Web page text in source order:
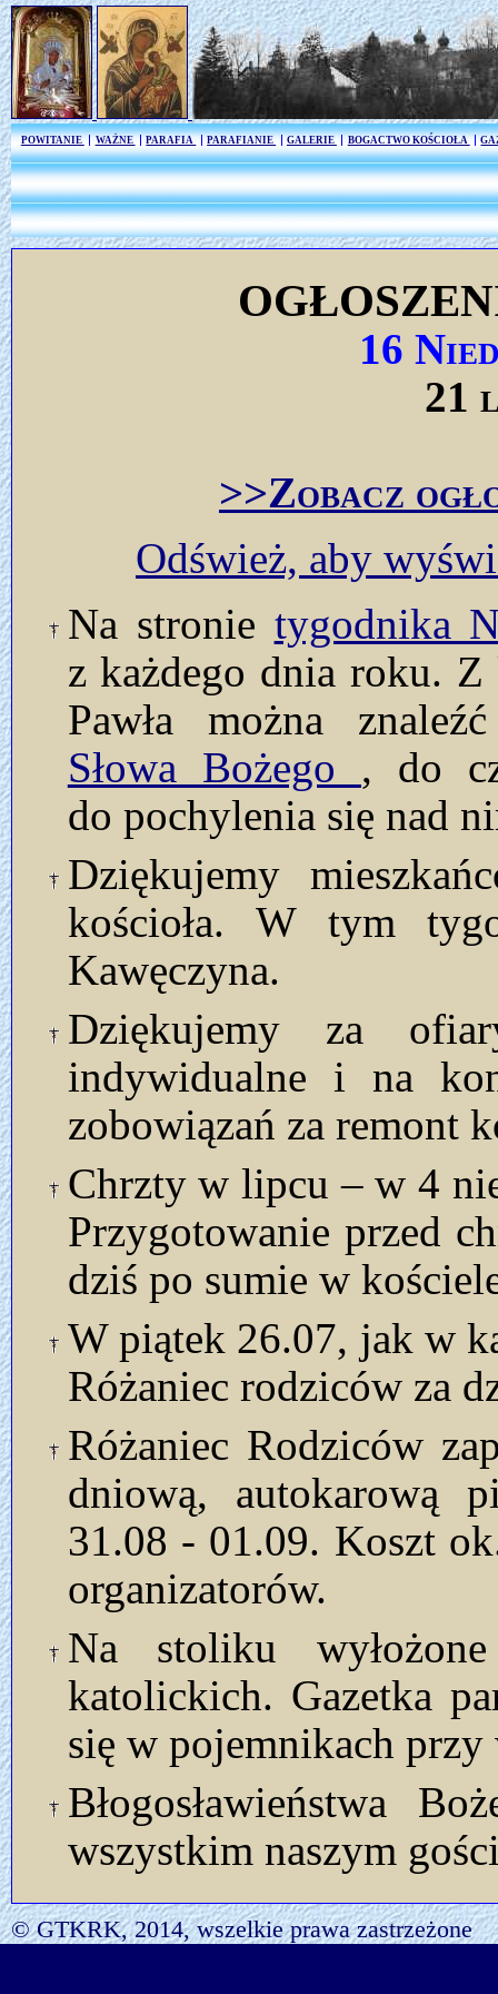
POWITANIE WAŻNE PARAFIA PARAFIANIE GALERIE BOGACTWO KOŚCIOŁA
16
21
>>Zobacz
Odśwież, aby
Na stronie tygodnika
z każdego dnia roku. Z
Pawła można
Słowa Bożego , do
do pochylenia się nad
Dziękujemy
kościoła. W tym
Kawęczyna.
Dziękujemy za
indywidualne i na
zobowiązań za remont
Chrzty w lipcu – w 4
Przygotowanie przed
dziś po sumie w
W piątek 26.07, jak w
Różaniec rodziców za
Różaniec Rodziców
dniową, autokarową
31.08 - 01.09. Koszt
organizatorów.
Na stoliku
katolickich. Gazetka
się w pojemnikach przy
Błogosławieństwa
wszystkim naszym
© GTKRK, 2014, wszelkie prawa zastrzeżone